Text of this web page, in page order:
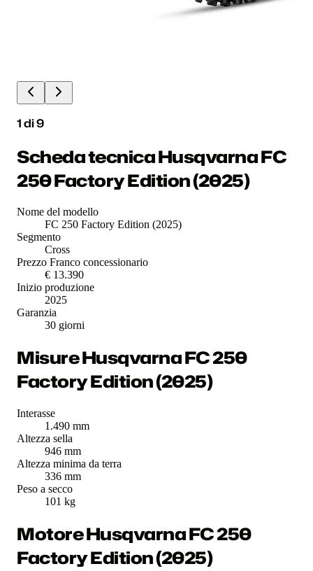
1di9
Scheda tecnica Husqvarna FC
250 Factory Edition (2025)
Nome del modello
FC 250 Factory Edition (2025)
Segmento
Cross
Prezzo Franco concessionario
€ 13.390
Inizio produzione
2025
Garanzia
30 giorni
Misure Husqvarna FC 250
Factory Edition (2025)
Interasse
1.490 mm
Altezza sella
946 mm
Altezza minima da terra
336 mm
Peso a secco
101 kg
Motore Husqvarna FC 250
Factory Edition (2025)